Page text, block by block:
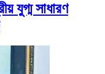
যুগ্ম সাধারণ